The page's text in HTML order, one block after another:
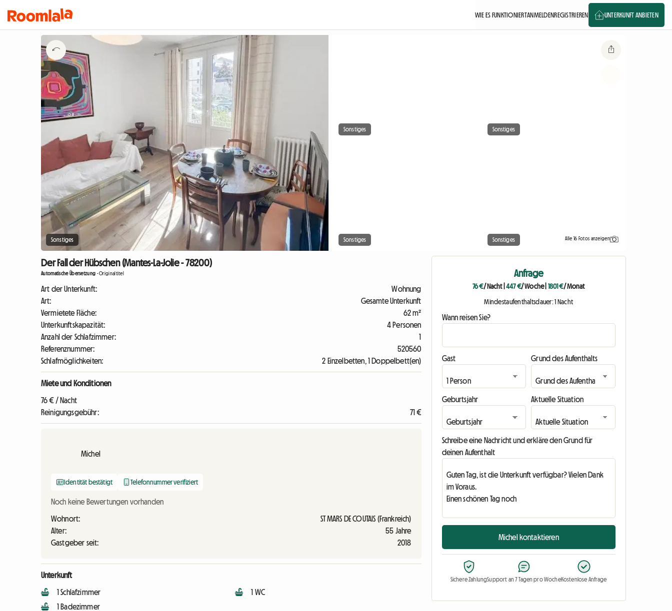
WIE ES FUNKTIONIERTANMELDENREGISTRIEREN UNTERKUNFT ANBIETEN
Sonstiges
Sonstiges Sonstiges
Sonstiges Sonstiges Alle 16 Fotos anzeigen
Der Fall der Hübschen (Mantes-La-Jolie - 78200)
Automatische Übersetzung -Originaltitel
Art der Unterkunft:
Wohnung
Art:
Gesamte Unterkunft
Vermietete Fläche:
62 m²
Unterkunftskapazität:
4 Personen
Anzahl der Schlafzimmer:
1
Referenznummer:
520560
Schlafmöglichkeiten:
2 Einzelbetten, 1 Doppelbett(en)
Miete und Konditionen
76 € / Nacht
Reinigungsgebühr:
71 €
Michel
Identität bestätigt Telefonnummer verifiziert
Noch keine Bewertungen vorhanden
Wohnort:
ST MARS DE COUTAIS (Frankreich)
Alter:
55 Jahre
Gastgeber seit:
2018
Unterkunft
1 Schlafzimmer
1 Badezimmer
1 WC
Anfrage
76 €/ Nacht|447 €/ Woche| 1801 €/ Monat
Mindestaufenthaltsdauer: 1 Nacht
Wann reisen Sie?
Gast Grund des Aufenthalts
Geburtsjahr Aktuelle Situation
Schreibe eine Nachricht und erkläre den Grund für
deinen Aufenthalt
Michel kontaktieren
Sichere ZahlungSupport an 7 Tagen pro WocheKostenlose Anfrage